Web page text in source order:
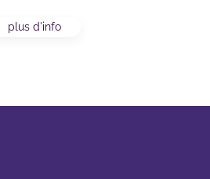
plus d'info